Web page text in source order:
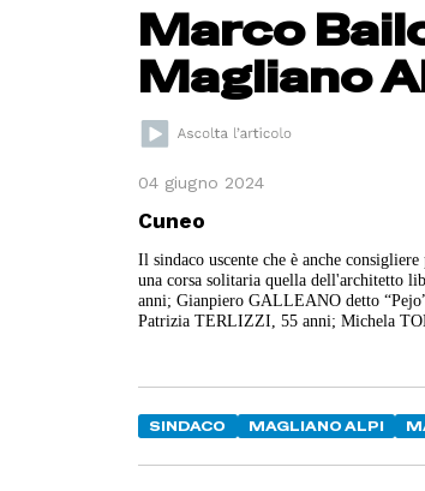
Marco
Magliano
04 giugno 2024
Cuneo
Il sindaco uscente che è anche
una corsa solitaria quella dell'architetto
anni; Gianpiero GALLEANO detto
Patrizia TERLIZZI, 55 anni; Michela
SINDACO MAGLIANO ALPI